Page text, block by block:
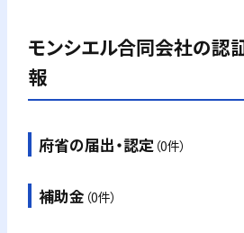
モンシエル合同会社の認
報
府省の届出・認定 （0件）
補助金 （0件）